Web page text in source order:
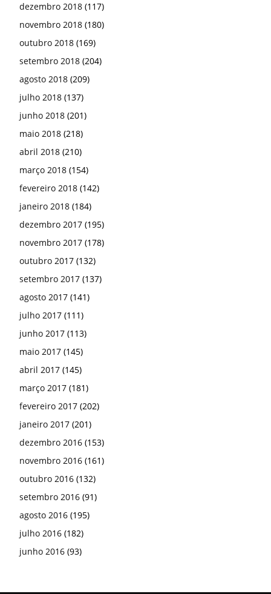
dezembro 2018 (117)
novembro 2018 (180)
outubro 2018 (169)
setembro 2018 (204)
agosto 2018 (209)
julho 2018 (137)
junho 2018 (201)
maio 2018 (218)
abril 2018 (210)
março 2018 (154)
fevereiro 2018 (142)
janeiro 2018 (184)
dezembro 2017 (195)
novembro 2017 (178)
outubro 2017 (132)
setembro 2017 (137)
agosto 2017 (141)
julho 2017 (111)
junho 2017 (113)
maio 2017 (145)
abril 2017 (145)
março 2017 (181)
fevereiro 2017 (202)
janeiro 2017 (201)
dezembro 2016 (153)
novembro 2016 (161)
outubro 2016 (132)
setembro 2016 (91)
agosto 2016 (195)
julho 2016 (182)
junho 2016 (93)